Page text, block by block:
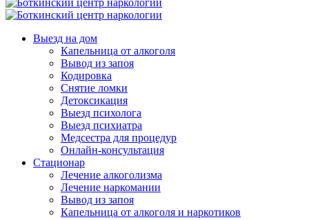
Выезд на дом
Капельница от алкоголя
Вывод из запоя
Кодировка
Снятие ломки
Детоксикация
Выезд психолога
Выезд психиатра
Медсестра для процедур
Онлайн-консультация
Стационар
Лечение алкоголизма
Лечение наркомании
Вывод из запоя
Капельница от алкоголя и наркотиков